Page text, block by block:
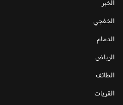
الخبر
الخفجي
الدمام
الرياض
الطائف
القريات